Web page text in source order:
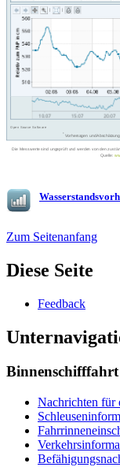
Zum Seitenanfang
Diese Seite
Feed­back
Binnenschifffahrt
Nach­rich­ten